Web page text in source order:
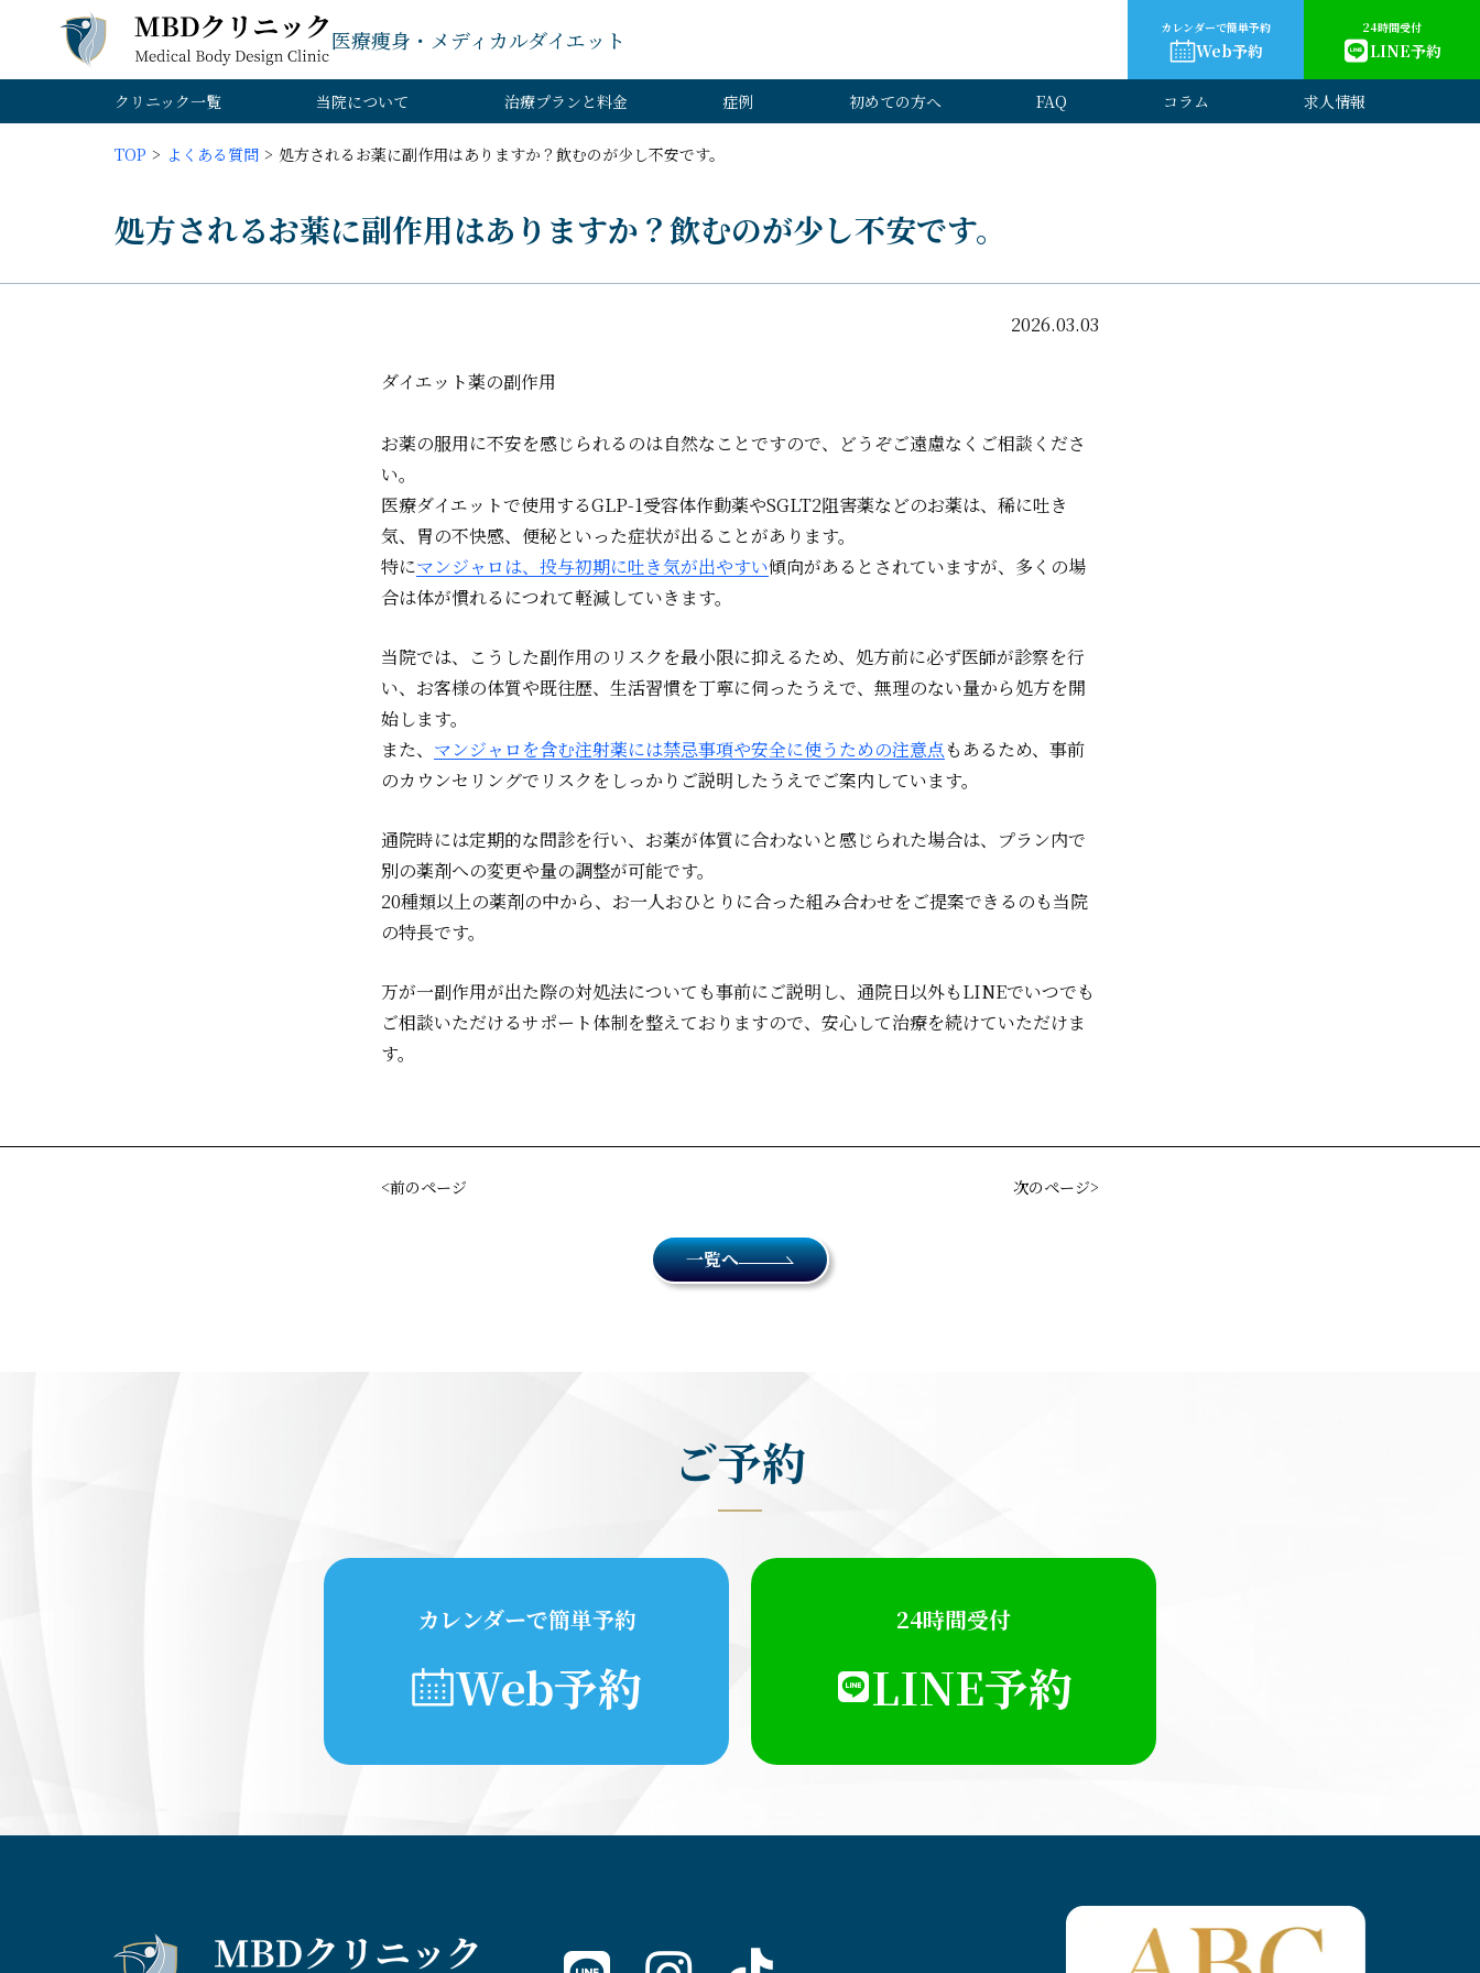
医療痩身・メディカルダイエット
クリニック一覧 当院について 治療プランと料金 症例 初めての方へ FAQ コラム 求人情報
TOP よくある質問 処方されるお薬に副作用はありますか？飲むのが少し不安です。
処方されるお薬に副作用はありますか？飲むのが少し不安です。
2026.03.03
ダイエット薬の副作用
お薬の服用に不安を感じられるのは自然なことですので、どうぞご遠慮なくご相談くださ
い。
医療ダイエットで使用するGLP-1受容体作動薬やSGLT2阻害薬などのお薬は、稀に吐き
気、胃の不快感、便秘といった症状が出ることがあります。
特にマンジャロは、投与初期に吐き気が出やすい傾向があるとされていますが、多くの場
合は体が慣れるにつれて軽減していきます。
当院では、こうした副作用のリスクを最小限に抑えるため、処方前に必ず医師が診察を行
い、お客様の体質や既往歴、生活習慣を丁寧に伺ったうえで、無理のない量から処方を開
始します。
また、 マンジャロを含む注射薬には禁忌事項や安全に使うための注意点もあるため、事前
のカウンセリングでリスクをしっかりご説明したうえでご案内しています。
通院時には定期的な問診を行い、お薬が体質に合わないと感じられた場合は、プラン内で
別の薬剤への変更や量の調整が可能です。
20種類以上の薬剤の中から、お一人おひとりに合った組み合わせをご提案できるのも当院
の特長です。
万が一副作用が出た際の対処法についても事前にご説明し、通院日以外もLINEでいつでも
ご相談いただけるサポート体制を整えておりますので、安心して治療を続けていただけま
す。
前のページ 次のページ
一覧へ
カレンダーで簡単予約
Web予約
24時間受付
LINE予約
ご予約
カレンダーで簡単予約
Web予約
24時間受付
LINE予約